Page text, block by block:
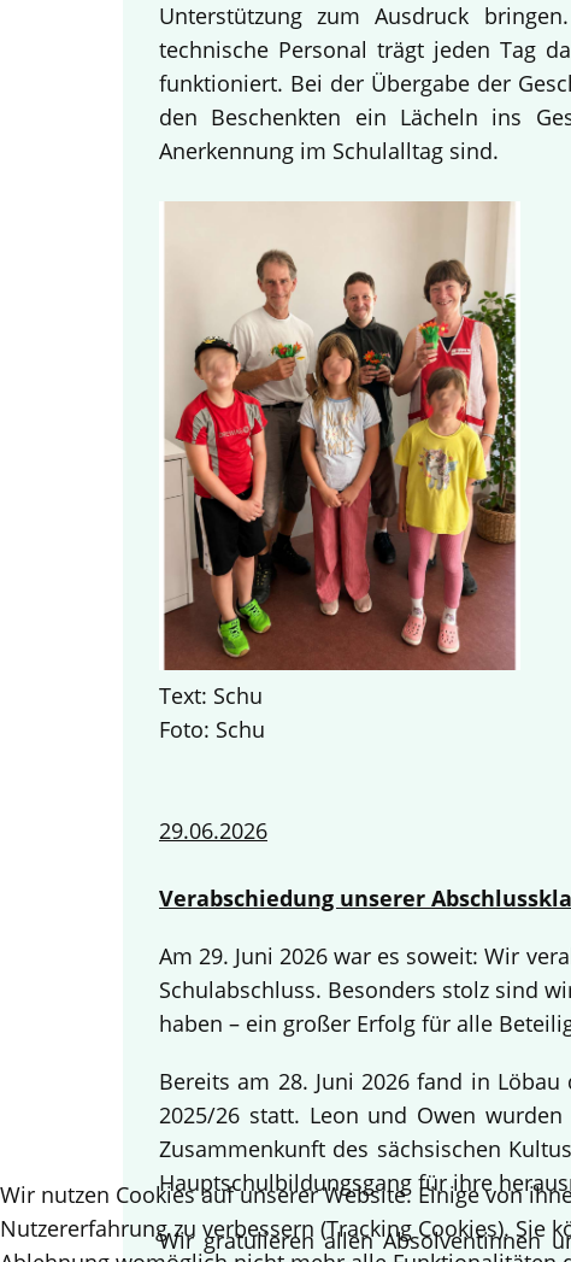
Unterstützung zum Ausdruck
technische Personal trägt jeden Tag
funktioniert. Bei der Übergabe der
den Beschenkten ein Lächeln ins
Anerkennung im Schulalltag sind.
Text: Schu
Foto: Schu
29.06.2026
Verabschiedung unserer
Am 29. Juni 2026 war es soweit: Wir
Schulabschluss. Besonders stolz sind
haben – ein großer Erfolg für alle
Bereits am 28. Juni 2026 fand in
2025/26 statt. Leon und Owen
Zusammenkunft des sächsischen
Hauptschulbildungsgang für ihre
Wir gratulieren allen Absolventinnen
Wir nutzen Cookies auf unserer Website. Einige von
Nutzererfahrung zu verbessern (Tracking Cookies). Sie